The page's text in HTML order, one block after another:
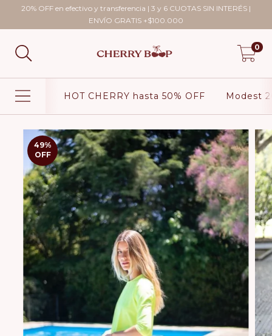
20% OFF en efectivo y transferencia | 3 y 6 CUOTAS SIN INTERÉS |
ENVÍO GRATIS +$100.000
0
HOT CHERRY hasta 50% OFF Modest
49%
OFF